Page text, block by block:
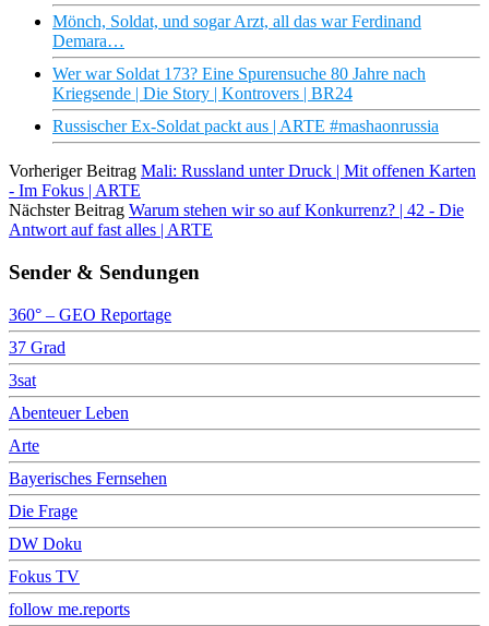
Mönch, Soldat, und sogar Arzt, all das war Ferdinand
Demara…
Wer war Soldat 173? Eine Spurensuche 80 Jahre nach
Kriegsende | Die Story | Kontrovers | BR24
Russischer Ex-Soldat packt aus | ARTE #mashaonrussia
Vorheriger Beitrag Mali: Russland unter Druck | Mit offenen Karten
- Im Fokus | ARTE
Nächster Beitrag Warum stehen wir so auf Konkurrenz? | 42 - Die
Antwort auf fast alles | ARTE
Sender & Sendungen
360° – GEO Reportage
37 Grad
3sat
Abenteuer Leben
Arte
Bayerisches Fernsehen
Die Frage
DW Doku
Fokus TV
follow me.reports